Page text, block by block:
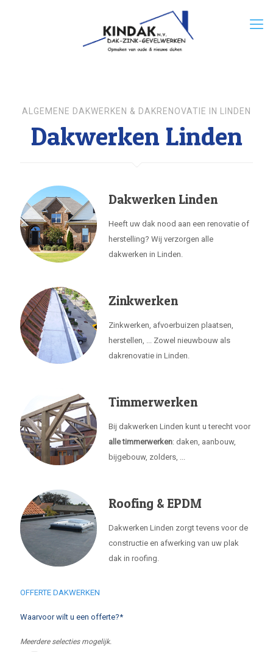
ALGEMENE DAKWERKEN & DAKRENOVATIE IN LINDEN
Dakwerken Linden
Dakwerken Linden
Heeft uw dak nood aan een renovatie of
herstelling? Wij verzorgen alle
dakwerken in Linden.
Zinkwerken
Zinkwerken, afvoerbuizen plaatsen,
herstellen, ... Zowel nieuwbouw als
dakrenovatie in Linden.
Timmerwerken
Bij dakwerken Linden kunt u terecht voor
alle timmerwerken: daken, aanbouw,
bijgebouw, zolders, ...
Roofing & EPDM
Dakwerken Linden zorgt tevens voor de
constructie en afwerking van uw plak
dak in roofing.
OFFERTE DAKWERKEN
Waarvoor wilt u een offerte?*
Meerdere selecties mogelijk.